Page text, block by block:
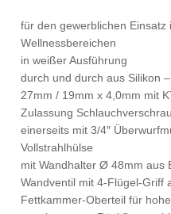
für den gewerblichen Einsatz
Wellnessbereichen
in weißer Ausführung
durch und durch aus Silikon
27mm / 19mm x 4,0mm mit
Zulassung
einerseits mit 3/4″
Vollstrahlhülse
mit Wandhalter Ø 48mm aus
Wandventil mit 4-Flügel-Griff
Fettkammer-Oberteil für